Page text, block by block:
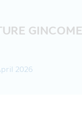
าต ซึ่งรวมถึง:
GINCOME
2026